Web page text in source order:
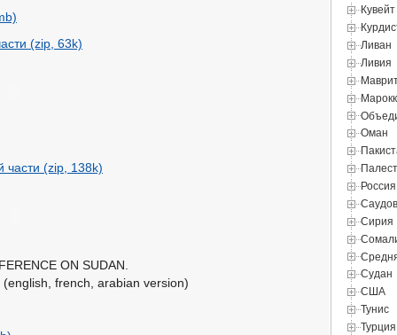
(zip, 63k)
части (zip, 138k)
ON SUDAN.
french, arabian version)
Кувейт
Ливан
Ливия
Оман
Россия
Сирия
Судан
США
Тунис
Турция